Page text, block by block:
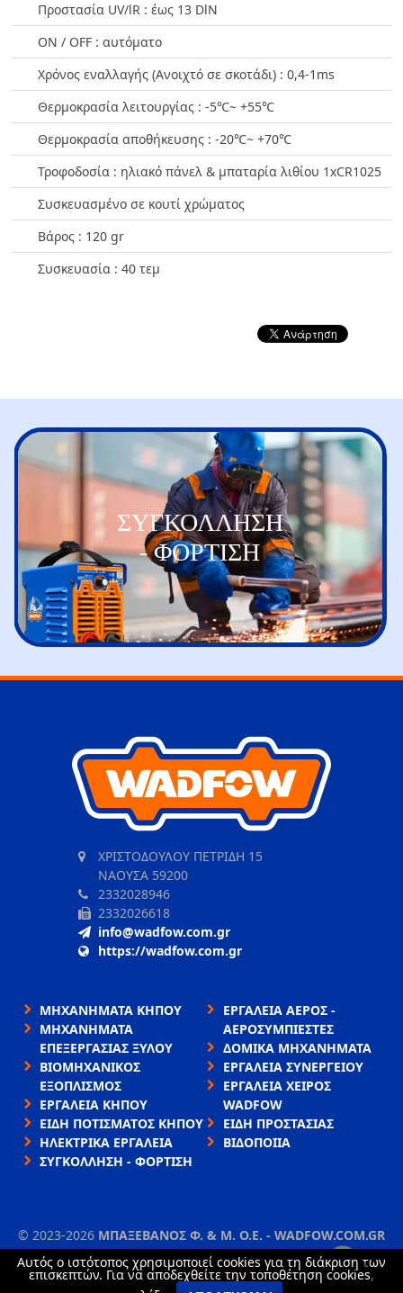
Προστασία UV/lR : έως 13 DlN
ON / OFF : αυτόματο
Χρόνος εναλλαγής (Ανοιχτό σε σκοτάδι) : 0,4-1ms
Θερμοκρασία λειτουργίας : -5℃~ +55℃
Θερμοκρασία αποθήκευσης : -20℃~ +70℃
Τροφοδοσία : ηλιακό πάνελ & μπαταρία λιθίου 1xCR1025
Συσκευασμένο σε κουτί χρώματος
Βάρος : 120 gr
Συσκευασία : 40 τεμ
ΣΥΓΚΟΛΛΗΣΗ
- ΦΟΡΤΙΣΗ
ΧΡΙΣΤΟΔΟΥΛΟΥ ΠΕΤΡΙΔΗ 15
ΝΑΟΥΣΑ 59200
2332028946
2332026618
info@wadfow.com.gr
https://wadfow.com.gr
ΜΗΧΑΝΗΜΑΤΑ ΚΗΠΟΥ
ΜΗΧΑΝΗΜΑΤΑ
ΕΠΕΞΕΡΓΑΣΙΑΣ ΞΥΛΟΥ
ΒΙΟΜΗΧΑΝΙΚΟΣ
ΕΞΟΠΛΙΣΜΟΣ
ΕΡΓΑΛΕΙΑ ΚΗΠΟΥ
ΕΙΔΗ ΠΟΤΙΣΜΑΤΟΣ ΚΗΠΟΥ
ΗΛΕΚΤΡΙΚΑ ΕΡΓΑΛΕΙΑ
ΣΥΓΚΟΛΛΗΣΗ - ΦΟΡΤΙΣΗ
ΕΡΓΑΛΕΙΑ ΑΕΡΟΣ -
ΑΕΡΟΣΥΜΠΙΕΣΤΕΣ
ΔΟΜΙΚΑ ΜΗΧΑΝΗΜΑΤΑ
ΕΡΓΑΛΕΙΑ ΣΥΝΕΡΓΕΙΟΥ
ΕΡΓΑΛΕΙΑ ΧΕΙΡΟΣ
WADFOW
ΕΙΔΗ ΠΡΟΣΤΑΣΙΑΣ
ΒΙΔΟΠΟΙΙΑ
© 2023-2026 ΜΠΑΞΕΒΑΝΟΣ Φ. & Μ. Ο.Ε. - WADFOW.COM.GR
ΌΡΟΙ ΧΡΉΣΗΣ•ΠΟΛΙΤΙΚΉ ΑΠΟΡΡΉΤΟΥ•ΧΡΉΣΗ COOKIES
×
Αυτός ο ιστότοπος χρησιμοποιεί cookies για τη διάκριση των
επισκεπτών. Για να αποδεχθείτε την τοποθέτηση cookies,